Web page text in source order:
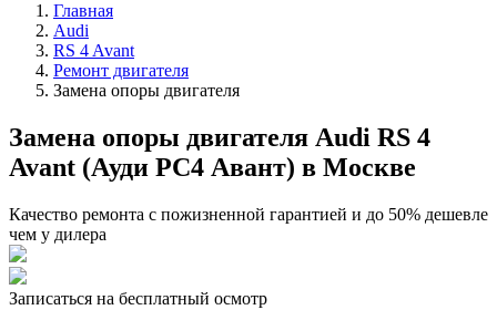
Главная
Audi
RS 4 Avant
Ремонт двигателя
Замена опоры двигателя
Замена опоры двигателя Audi RS 4
Avant (Ауди РС4 Авант) в Москве
Качество ремонта с пожизненной гарантией и до 50% дешевле
чем у дилера
Записаться на бесплатный осмотр